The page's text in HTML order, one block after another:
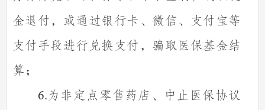
金退付，或通过银行卡、微信、支付宝等
支付手段进行兑换支付，骗取医保基金结
算；
6. 为非定点零售药店、中止医保协议